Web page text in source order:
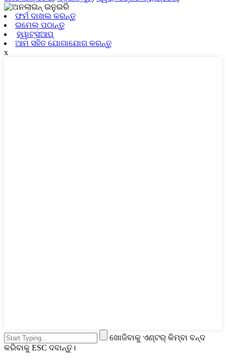
ଫର୍ମ ଦାଖଲ କରନ୍ତୁ
ଇମେଲ୍ ପଠାନ୍ତୁ
ହ୍ୱାଟ୍ସଆପ୍
ଆମ ସହିତ ଯୋଗାଯୋଗ କରନ୍ତୁ
x
ଖୋଜିବାକୁ ଏଣ୍ଟର୍ କିମ୍ବା ବନ୍ଦ
କରିବାକୁ ESC ଦବାନ୍ତୁ।